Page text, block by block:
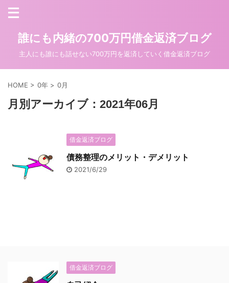
誰にも内緒の700万円借金返済ブログ
主人にも誰にも話せない700万円を返済していく借金返済ブログ
HOME > 0年 > 0月
月別アーカイブ：2021年06月
借金返済ブログ
債務整理のメリット・デメリット
2021/6/29
借金返済ブログ